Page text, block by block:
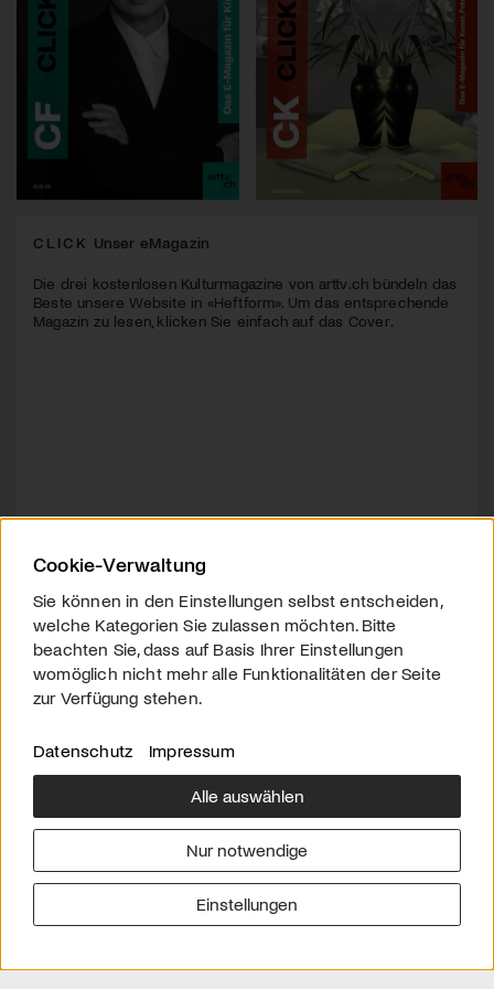
CLICK Unser eMagazin
Die drei kostenlosen Kulturmagazine von arttv.ch bündeln das
Beste unsere Website in «Heftform». Um das entsprechende
Magazin zu lesen, klicken Sie einfach auf das Cover.
Über uns
Downloads
Werben
Impressum
Cookie-Verwaltung
Sie können in den Einstellungen selbst entscheiden,
welche Kategorien Sie zulassen möchten. Bitte
beachten Sie, dass auf Basis Ihrer Einstellungen
womöglich nicht mehr alle Funktionalitäten der Seite
zur Verfügung stehen.
Datenschutz Impressum
Alle auswählen
Nur notwendige
Einstellungen